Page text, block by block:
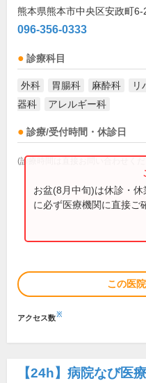
熊本県熊本市中央区安政町6-
096-356-0333
診療科目
外科 胃腸科 麻酔科 リ
器科
アレルギー科
診療/受付時間・休診日
(診療時間は直接お問い合わせくだ
お盆(8月中旬)は休診・
に必ず医療機関に直接ご
この医
アクセス数※
【24h】 病院なび医